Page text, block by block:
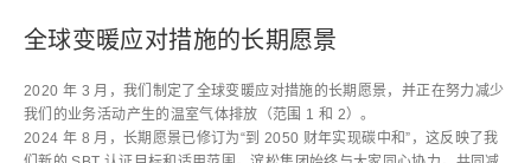
全球变暖应对措施的长期愿景
2020 年 3 月，我们制定了全球变暖应对措施的长期愿景，并正在努力减少
我们的业务活动产生的温室气体排放（范围 1 和 2）。
2024 年 8 月，长期愿景已修订为“到 2050 财年实现碳中和”，这反映了我